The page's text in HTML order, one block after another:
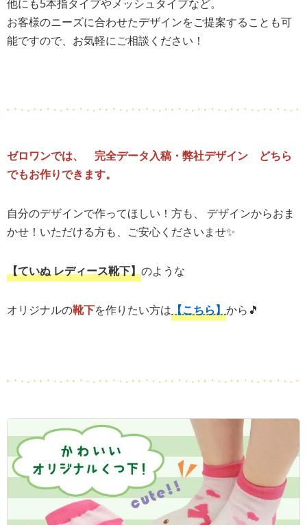
他にも5本指タイプやメッシュタイプなど。
お客様のニーズに合わせたデザインをご提案することも可
能ですので、お気軽にご相談ください！
ゼロワンでは、 完全データ入稿・弊社デザイン どちら
でもお作りできます。
自分のデザインで作ってほしい！方も、 デザインからおま
かせ！いただける方も、ご安心くださいませ✨
【ていぬ レディース靴下】のような
オリジナルの靴下を作りたい方は【こちら】から🎵